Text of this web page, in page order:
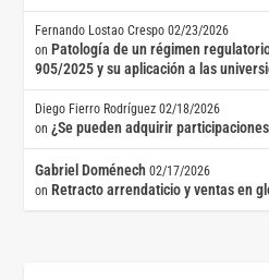
Fernando Lostao Crespo 02/23/2026
on Patología de un régimen
905/2025 y su aplicación a las
Diego Fierro Rodríguez 02/18/2026
on¿Se pueden adquirir
Gabriel Doménech 02/17/2026
on Retracto arrendaticio y ventas en